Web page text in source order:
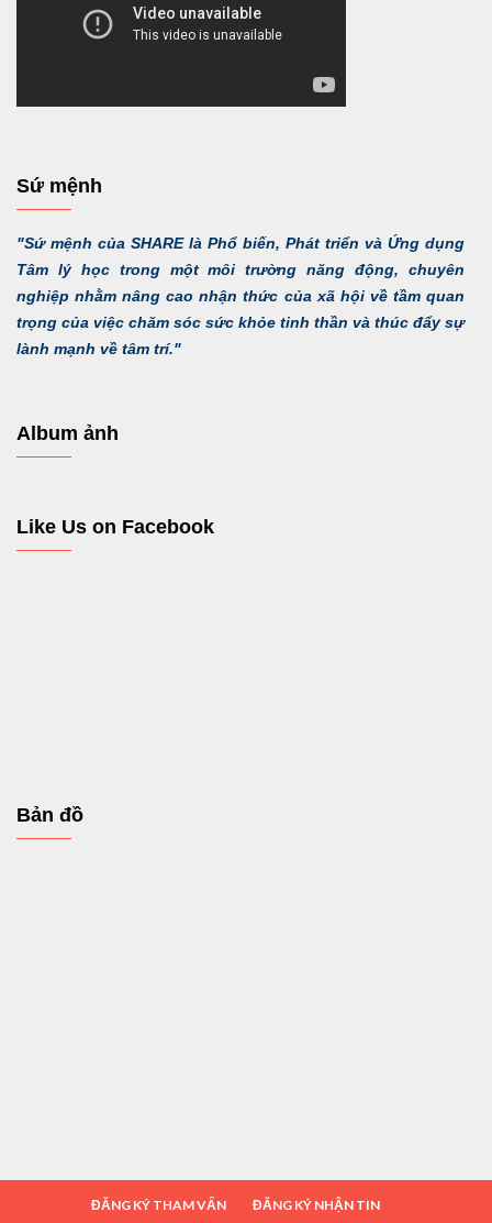
Sứ mệnh
"Sứ mệnh của SHARE là Phổ biến, Phát triển và Ứng dụng
Tâm lý học trong một môi trường năng động, chuyên
nghiệp nhằm nâng cao nhận thức của xã hội về tầm quan
trọng của việc chăm sóc sức khỏe tinh thần và thúc đẩy sự
lành mạnh về tâm trí."
Album ảnh
Like Us on Facebook
Bản đồ
ĐĂNG KÝ THAM VẤN ĐĂNG KÝ NHẬN TIN